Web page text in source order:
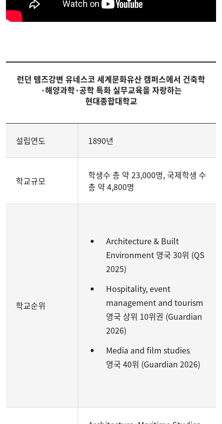
런던 템즈강변 유네스코 세계문화유산 캠퍼스에서 건축학
·해양과학·공학 특화 실무교육을 자랑하는
현대종합대학교
설립연도 1890년
학교규모
학생수 총 약 23,000명, 국제학생 수
총 약 4,800명
학교순위
Architecture & Built
Environment 영국 30위 (QS
2025)
Hospitality, event
management and tourism
영국 상위 10위권 (Guardian
2026)
Media and film studies
영국 40위 (Guardian 2026)